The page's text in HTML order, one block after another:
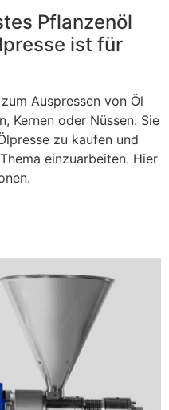
Pflanzenöl
ist für
Auspressen von Öl
Kernen oder Nüssen. Sie
zu kaufen und
einzuarbeiten. Hier